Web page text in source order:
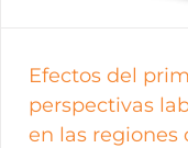
Efectos del
perspectivas
en las regiones